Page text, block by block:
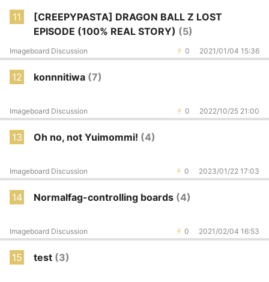
11
[CREEPYPASTA] DRAGON BALL Z LOST
EPISODE (100% REAL STORY) (5)
0 2021/01/04 15:36
Imageboard Discussion
12 konnnitiwa (7)
0 2022/10/25 21:00
Imageboard Discussion
13 Oh no, not Yuimommi! (4)
0 2023/01/22 17:03
Imageboard Discussion
14 Normalfag-controlling boards (4)
0 2021/02/04 16:53
Imageboard Discussion
15 test (3)